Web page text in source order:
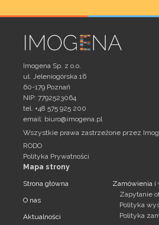
Imogena Sp. z o.o.
ul. Jeleniogórska 16
60-179 Poznań
NIP: 7792523064
tel. +48 575 925 200
email: biuro@imogena.pl
Wszystkie prawa zastrzeżone przez
RODO
Polityka Prywatności
Mapa strony
Strona główna
O nas
Aktualności
Zamówienia i
Zapytanie
Polityka
Polityka